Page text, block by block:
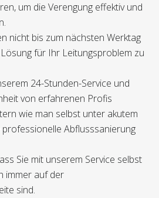
um die Verengung effektiv und
nicht bis zum nächsten Werktag
für Ihr Leitungsproblem zu
24-Stunden-Service und
von erfahrenen Profis
wie man selbst unter akutem
Abflusssanierung
Sie mit unserem Service selbst
immer auf der
sind.